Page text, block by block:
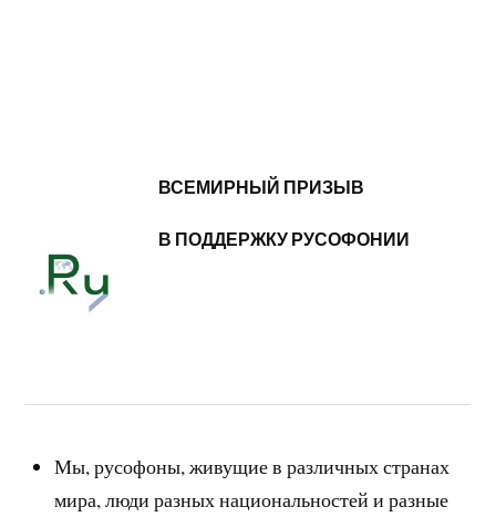
ВСЕМИРНЫЙ ПРИЗЫВ
В ПОДДЕРЖКУ РУСОФОНИИ
Мы, русофоны, живущие в различных странах
мира, люди разных национальностей и разные